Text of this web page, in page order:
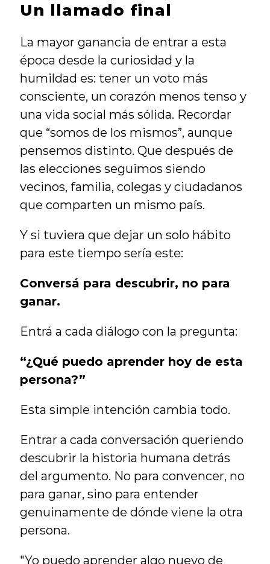
Un llamado final
La mayor ganancia de entrar a esta
época desde la curiosidad y la
humildad es: tener un voto más
consciente, un corazón menos tenso y
una vida social más sólida. Recordar
que “somos de los mismos”, aunque
pensemos distinto. Que después de
las elecciones seguimos siendo
vecinos, familia, colegas y ciudadanos
que comparten un mismo país.
Y si tuviera que dejar un solo hábito
para este tiempo sería este:
Conversá para descubrir, no para
ganar.
Entrá a cada diálogo con la pregunta:
“¿Qué puedo aprender hoy de esta
persona?”
Esta simple intención cambia todo.
Entrar a cada conversación queriendo
descubrir la historia humana detrás
del argumento. No para convencer, no
para ganar, sino para entender
genuinamente de dónde viene la otra
persona.
"Yo puedo aprender algo nuevo de